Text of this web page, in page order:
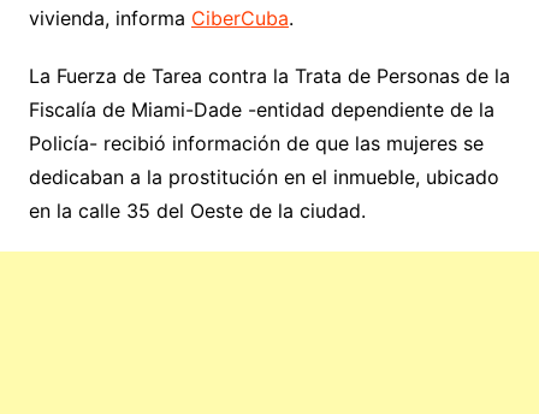
vivienda, informa CiberCuba.
La Fuerza de Tarea contra la Trata de Personas de la
Fiscalía de Miami-Dade -entidad dependiente de la
Policía- recibió información de que las mujeres se
dedicaban a la prostitución en el inmueble, ubicado
en la calle 35 del Oeste de la ciudad.